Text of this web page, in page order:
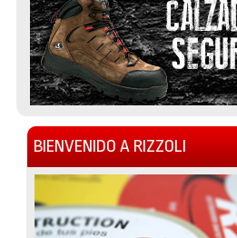
BIENVENIDO A RIZZOLI